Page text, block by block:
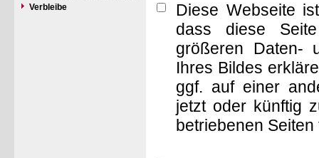
Verbleibe
Diese Webseite
dass diese
größeren Daten-
Ihres Bildes
ggf. auf einer
jetzt oder künftig
betriebenen